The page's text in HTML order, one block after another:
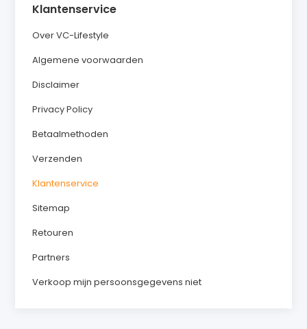
Klantenservice
Over VC-Lifestyle
Algemene voorwaarden
Disclaimer
Privacy Policy
Betaalmethoden
Verzenden
Klantenservice
Sitemap
Retouren
Partners
Verkoop mijn persoonsgegevens niet